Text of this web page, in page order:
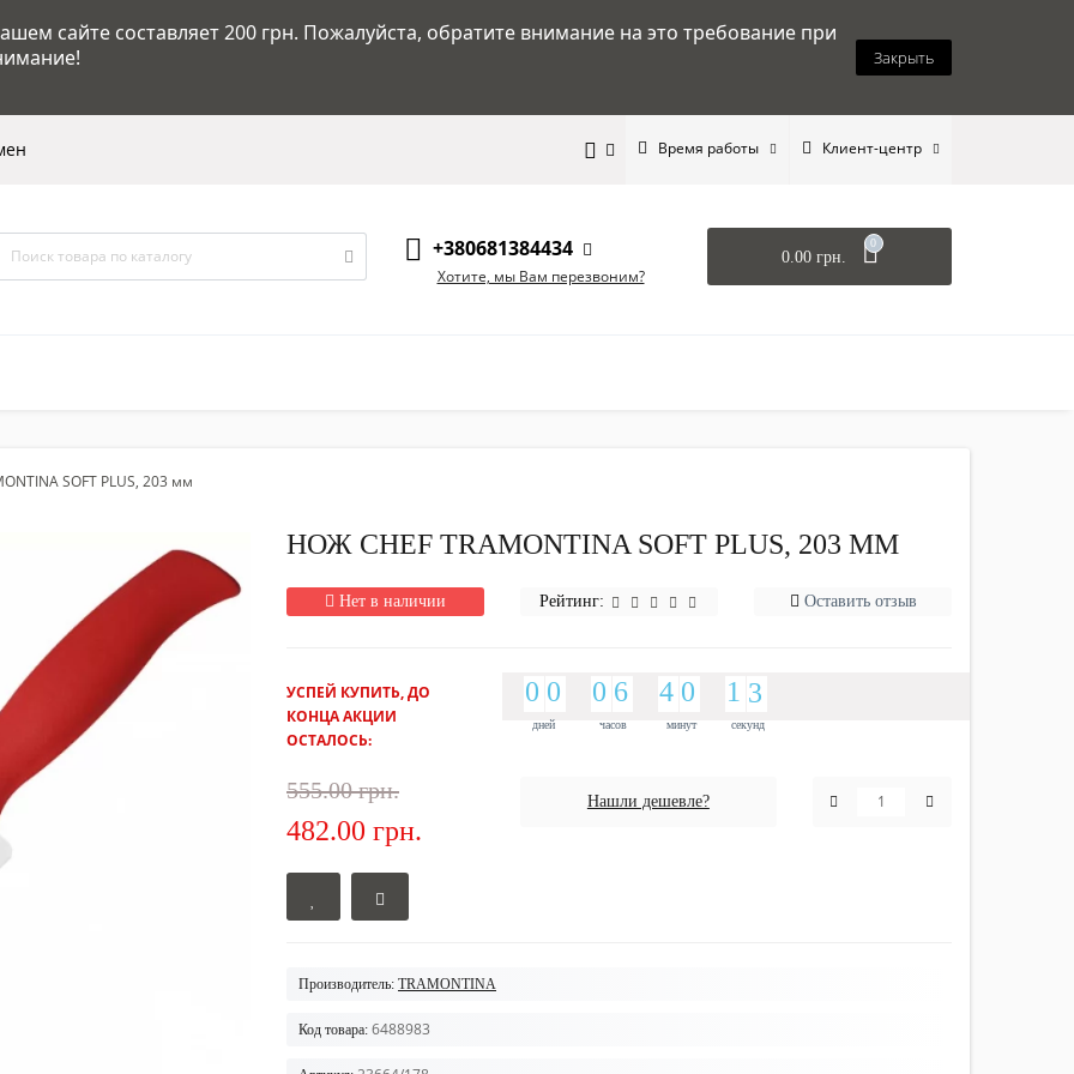
сайте составляет 200 грн. Пожалуйста, обратите внимание на это требование при
Закрыть
Время работы Клиент-центр
+380681384434
Хотите, мы Вам перезвоним?
0.00 грн.
0
SOFT PLUS, 203 мм
НОЖ CHEF TRAMONTINA SOFT PLUS, 203 ММ
Нет в наличии Рейтинг: Оставить отзыв
УСПЕЙ КУПИТЬ, ДО
КОНЦА АКЦИИ
ОСТАЛОСЬ:
дней
9
9
0
0 9
9
0
0
часов
9
9
0
0 5
5
6
6
минут
3
3
4
4 9
9
0
0
секунд
1
1
1
1 3
3
2
2
555.00 грн.
482.00 грн.
Нашли дешевле?
Производитель: TRAMONTINA
Код товара: 6488983